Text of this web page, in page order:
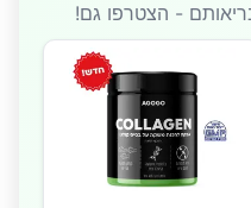
- הצטרפו גם!